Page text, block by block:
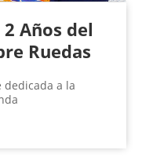
Años del
Ruedas
dedicada a la